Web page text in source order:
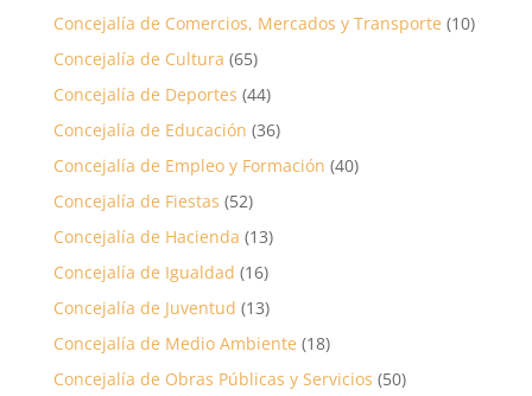
Concejalía de Comercios, Mercados y Transporte (10)
Concejalía de Cultura (65)
Concejalía de Deportes (44)
Concejalía de Educación (36)
Concejalía de Empleo y Formación (40)
Concejalía de Fiestas (52)
Concejalía de Hacienda (13)
Concejalía de Igualdad (16)
Concejalía de Juventud (13)
Concejalía de Medio Ambiente (18)
Concejalía de Obras Públicas y Servicios (50)